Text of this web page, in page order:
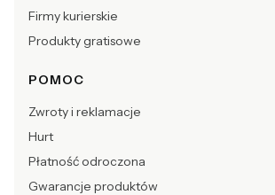
Firmy kurierskie
Produkty gratisowe
POMOC
Zwroty i reklamacje
Hurt
Płatność odroczona
Gwarancje produktów